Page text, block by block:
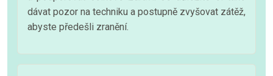
dávat pozor na techniku a postupně zvyšovat zátěž,
abyste předešli zranění.